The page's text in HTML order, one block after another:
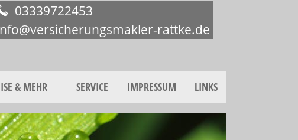
& MEHR SERVICE IMPRESSUM LINKS
03339722453
rattke.de